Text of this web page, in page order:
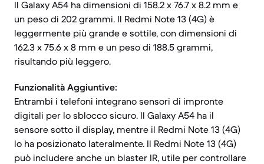
Il Galaxy A54 ha dimensioni di 158.2 x 76.7 x 8.2 mm e
un peso di 202 grammi. Il Redmi Note 13 (4G) è
leggermente più grande e sottile, con dimensioni di
162.3 x 75.6 x 8 mm e un peso di 188.5 grammi,
risultando più leggero.
Funzionalità Aggiuntive:
Entrambi i telefoni integrano sensori di impronte
digitali per lo sblocco sicuro. Il Galaxy A54 ha il
sensore sotto il display, mentre il Redmi Note 13 (4G)
lo ha posizionato lateralmente. Il Redmi Note 13 (4G)
può includere anche un blaster IR, utile per controllare